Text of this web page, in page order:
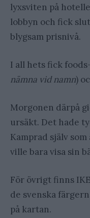
lyxsviten på
lobbyn och fick
blygsam prisnivå.
I all hets fick
nämna vid namn)
Morgonen därpå
ursäkt. Det hade
Kamprad själv
ville bara visa sin
För övrigt finns
de svenska
på kartan.